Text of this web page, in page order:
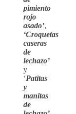
pimiento
rojo
asado’,
‘Croquetas
caseras
de
lechazo’
y
‘Patitas
y
manitas
de